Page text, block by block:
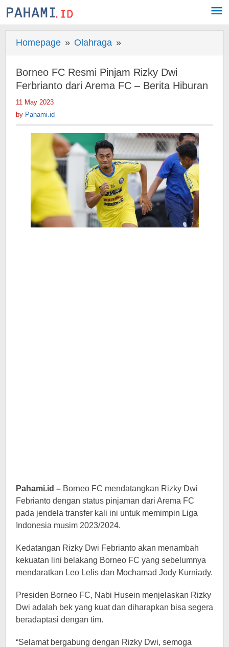
Skip
to
Homepage » Olahraga »
FC
Resmi
Pinjam
Ferbrianto
dari
Arema
FC
-
Berita
Hiburan
Borneo FC Resmi Pinjam Rizky Dwi
Ferbrianto dari Arema FC – Berita Hiburan
11 May 2023
by Pahami.id
Pahami.id – Borneo FC mendatangkan Rizky Dwi
Febrianto dengan status pinjaman dari Arema FC
pada jendela transfer kali ini untuk memimpin Liga
Indonesia musim 2023/2024.
Kedatangan Rizky Dwi Febrianto akan menambah
kekuatan lini belakang Borneo FC yang sebelumnya
mendaratkan Leo Lelis dan Mochamad Jody Kurniady.
Presiden Borneo FC, Nabi Husein menjelaskan Rizky
Dwi adalah bek yang kuat dan diharapkan bisa segera
beradaptasi dengan tim.
“Selamat bergabung dengan Rizky Dwi, semoga